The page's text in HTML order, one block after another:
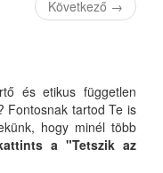
Következő →
és etikus független
Fontosnak tartod Te is
hogy minél több
a "Tetszik az